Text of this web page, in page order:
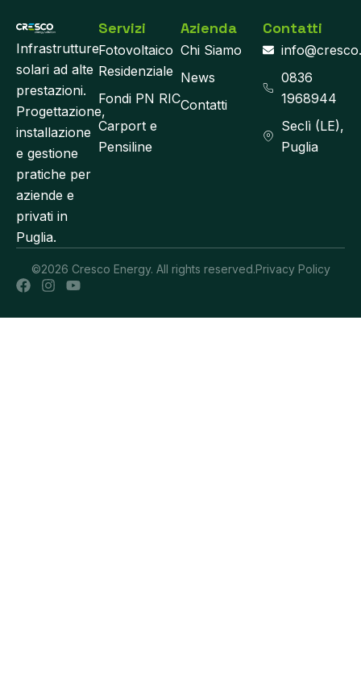
Infrastrutture
solari ad alte
prestazioni.
Progettazione,
installazione
e gestione
pratiche per
aziende e
privati in
Puglia.
Servizi
Fotovoltaico
Residenziale
Fondi PN RIC
Carport e
Pensiline
Azienda
Chi Siamo
News
Contatti
Contatti
0836
1968944
Seclì (LE),
Puglia
©2026 Cresco Energy. All rights reserved.Privacy Policy
F
a
I
Y